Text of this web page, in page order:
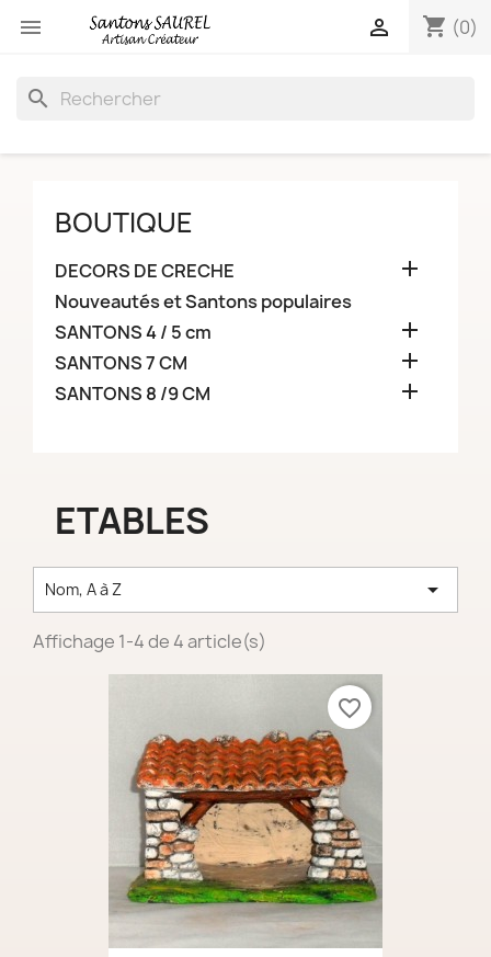
 shopping_cart (0)

search
BOUTIQUE
DECORS DE CRECHE 
Nouveautés et Santons populaires
SANTONS 4 / 5 cm

SANTONS 7 CM 
SANTONS 8 /9 CM 
ETABLES
Nom, A à Z 
Affichage 1-4 de 4 article(s)
favorite_border